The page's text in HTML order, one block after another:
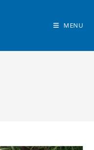
MENU